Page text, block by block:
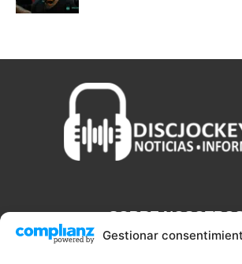
Gestionar
SOBRE